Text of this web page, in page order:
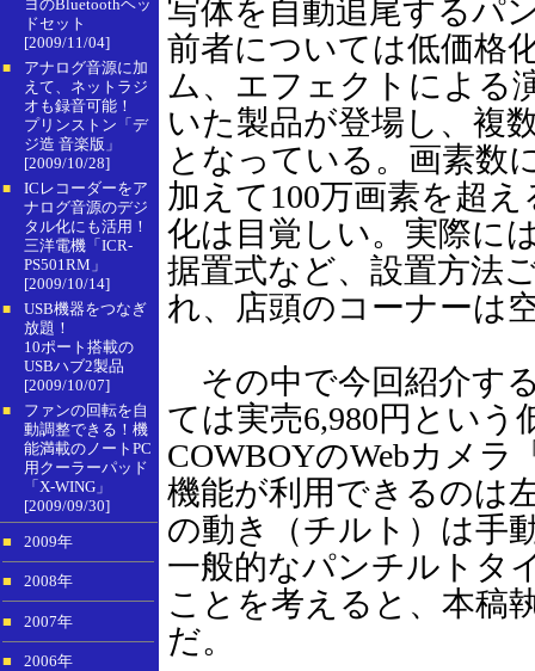
ヨのBluetoothヘッ
ドセット
[2009/11/04]
■
アナログ音源に加
えて、ネットラジ
オも録音可能！
プリンストン「デ
ジ造 音楽版」
[2009/10/28]
■
ICレコーダーをア
ナログ音源のデジ
タル化にも活用！
三洋電機「ICR-
PS501RM」
[2009/10/14]
■
USB機器をつなぎ
放題！
10ポート搭載の
USBハブ2製品
[2009/10/07]
■
ファンの回転を自
動調整できる！機
能満載のノートPC
用クーラーパッド
「X-WING」
[2009/09/30]
■ 2009年
■ 2008年
■ 2007年
■ 2006年
写体を自動追尾するパ
前者については低価格
ム、エフェクトによる
いた製品が登場し、複
となっている。画素数
加えて100万画素を超
化は目覚しい。実際に
据置式など、設置方法
れ、店頭のコーナーは
その中で今回紹介す
ては実売6,980円という
COWBOYのWebカメラ
機能が利用できるのは
の動き（チルト）は手
一般的なパンチルトタ
ことを考えると、本稿
だ。